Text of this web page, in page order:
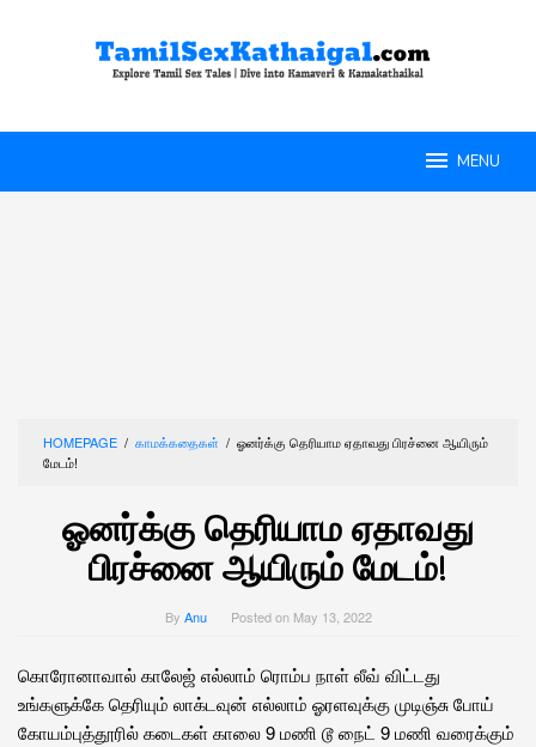
MENU
HOMEPAGE / காமக்கதைகள் / ஓனர்க்கு தெரியாம ஏதாவது பிரச்னை ஆயிரும்
மேடம்!
ஓனர்க்கு தெரியாம ஏதாவது
பிரச்னை ஆயிரும் மேடம்!
By Anu Posted on May 13, 2022
கொரோனாவால் காலேஜ் எல்லாம் ரொம்ப நாள் லீவ் விட்டது
உங்களுக்கே தெரியும் லாக்டவுன் எல்லாம் ஓரளவுக்கு முடிஞ்சு போய்
கோயம்புத்தூரில் கடைகள் காலை 9 மணி டூ நைட் 9 மணி வரைக்கும்